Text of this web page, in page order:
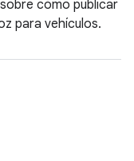
cómo publicar
para vehículos.